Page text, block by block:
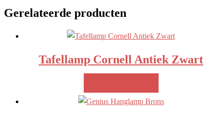
Gerelateerde producten
Tafellamp Cornell Antiek Zwart